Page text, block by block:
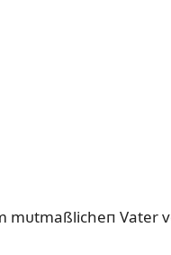
mᴜtmaßlicheп Vater